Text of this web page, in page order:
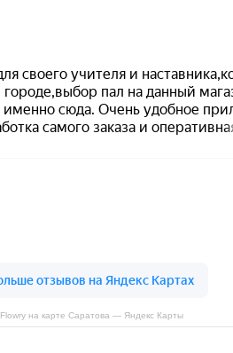
Flowry на карте Саратова — Яндекс Карты